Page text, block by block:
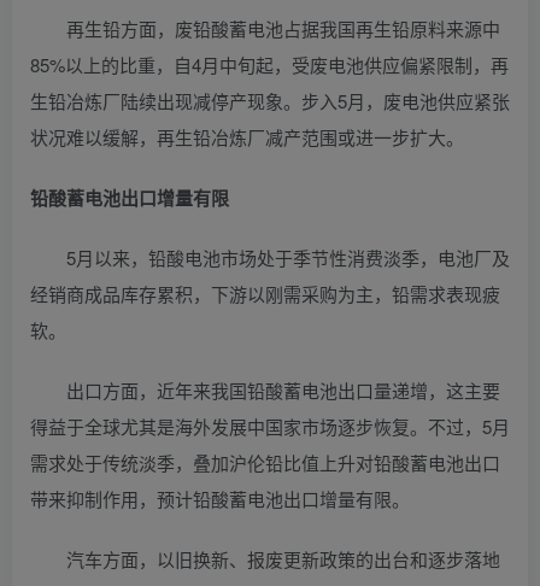
再生铅方面，废铅酸蓄电池占据我国再生铅原料来源中
85%以上的比重，自4月中旬起，受废电池供应偏紧限制，再
生铅冶炼厂陆续出现减停产现象。步入5月，废电池供应紧张
状况难以缓解，再生铅冶炼厂减产范围或进一步扩大。
铅酸蓄电池出口增量有限
5月以来，铅酸电池市场处于季节性消费淡季，电池厂及
经销商成品库存累积，下游以刚需采购为主，铅需求表现疲
软。
出口方面，近年来我国铅酸蓄电池出口量递增，这主要
得益于全球尤其是海外发展中国家市场逐步恢复。不过，5月
需求处于传统淡季，叠加沪伦铅比值上升对铅酸蓄电池出口
带来抑制作用，预计铅酸蓄电池出口增量有限。
汽车方面，以旧换新、报废更新政策的出台和逐步落地